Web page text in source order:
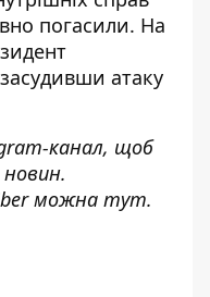
погасили. На
атаку
канал, щоб
можна тут.